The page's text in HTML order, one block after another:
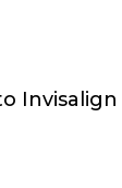
Invisalign